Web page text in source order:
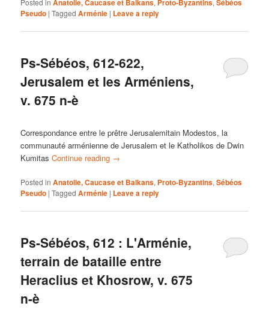
Posted in Anatolie, Caucase et Balkans, Proto-Byzantins,Sébéos
Pseudo |Tagged Arménie | Leave a reply
Ps-Sébéos, 612-622,
Jerusalem et les Arméniens,
v. 675 n-è
Correspondance entre le prêtre Jerusalemitain Modestos, la
communauté arménienne de Jerusalem et le Katholikos de Dwin
KumitasContinue reading →
Posted in Anatolie, Caucase et Balkans, Proto-Byzantins,Sébéos
Pseudo |Tagged Arménie | Leave a reply
Ps-Sébéos, 612 : L'Arménie,
terrain de bataille entre
Heraclius et Khosrow, v. 675
n-è